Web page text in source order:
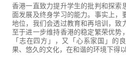
香港一直致力提升学生的批判和探索
面发展及终身学习的能力。事实上，
地位，我们会透过教育和再培训，致
至于进一步维持香港的稳定繁荣优势
「志在四方」，又「心系家国」的
果、悠久的文化，在和谐的环境下得以